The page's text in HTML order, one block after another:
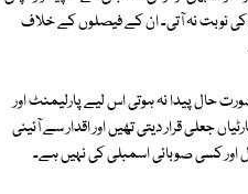
کی نوبت نہ آتی۔ ان کے فیصلوں کے خلاف
حال پیدا نہ ہوتی اس لیے پارلیمنٹ اور
جعلی قرار دیتی تھیں اور اقدار سے آئینی
اور کسی صوبائی اسمبلی کی نہیں ہے۔